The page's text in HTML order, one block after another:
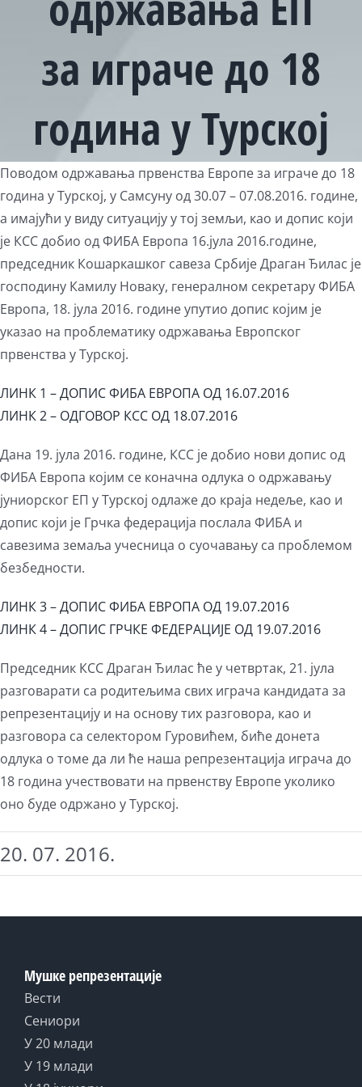
за играче до 18
година у Турској
View
Larger
Image
Поводом одржавања првенства Европе за играче до 18
година у Турској, у Самсуну од 30.07 – 07.08.2016. године,
а имајући у виду ситуацију у тој земљи, као и допис који
је КСС добио од ФИБА Европа 16.јула 2016.године,
председник Кошаркашког савеза Србије Драган Ђилас је
господину Камилу Новаку, генералном секретару ФИБА
Европа, 18. јула 2016. године упутио допис којим је
указао на проблематику одржавања Европског
првенства у Турској.
ЛИНК 1 – ДОПИС ФИБА ЕВРОПА ОД 16.07.2016
ЛИНК 2 – ОДГОВОР КСС ОД 18.07.2016
Дана 19. јула 2016. године, КСС је добио нови допис од
ФИБА Европа којим се коначна одлука о одржавању
јуниорског ЕП у Турској одлаже до краја недеље, као и
допис који је Грчка федерација послала ФИБА и
савезима земаља учесница о суочавању са проблемом
безбедности.
ЛИНК 3 – ДОПИС ФИБА ЕВРОПА ОД 19.07.2016
ЛИНК 4 – ДОПИС ГРЧКЕ ФЕДЕРАЦИЈЕ ОД 19.07.2016
Председник КСС Драган Ђилас ће у четвртак, 21. јула
разговарати са родитељима свих играча кандидата за
репрезентацију и на основу тих разговора, као и
разговора са селектором Гуровићем, биће донета
одлука о томе да ли ће наша репрезентација играча до
18 година учествовати на првенству Европе уколико
оно буде одржано у Турској.
20. 07. 2016.
Мушке репрезентације
Вести
Сениори
У 20 млади
У 19 млади